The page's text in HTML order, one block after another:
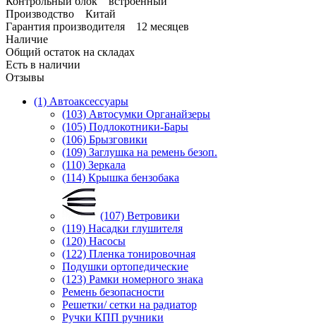
Производство Китай
Гарантия производителя 12 месяцев
Наличие
Общий остаток на складах
Есть в наличии
Отзывы
(1) Автоаксессуары
(103) Автосумки Органайзеры
(105) Подлокотники-Бары
(106) Брызговики
(109) Заглушка на ремень безоп.
(110) Зеркала
(114) Крышка бензобака
(107) Ветровики
(119) Насадки глушителя
(120) Насосы
(122) Пленка тонировочная
Подушки ортопедические
(123) Рамки номерного знака
Ремень безопасности
Решетки/ сетки на радиатор
Ручки КПП ручники